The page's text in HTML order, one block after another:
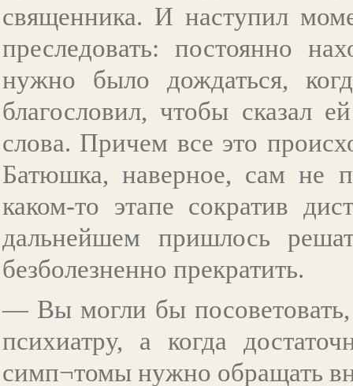
священника. И наступил
преследовать: постоянно
нужно было дождаться,
благословил, чтобы сказал
слова. Причем все это
Батюшка, наверное, сам не
каком-то этапе сократив
дальнейшем пришлось
безболезненно прекратить.
— Вы могли бы посоветовать,
психиатру, а когда
симп¬томы нужно обращать